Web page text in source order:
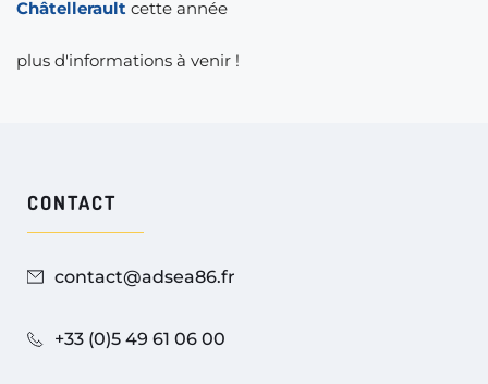
Châtellerault cette année
plus d'informations à venir !
CONTACT
contact@adsea86.fr
+33 (0)5 49 61 06 00